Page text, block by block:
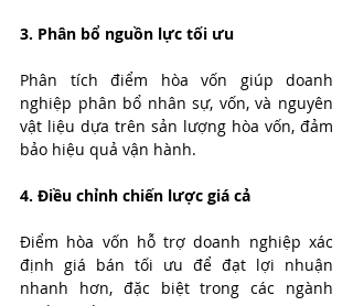
3. Phân bổ nguồn lực tối ưu
Phân tích điểm hòa vốn giúp doanh
nghiệp phân bổ nhân sự, vốn, và nguyên
vật liệu dựa trên sản lượng hòa vốn, đảm
bảo hiệu quả vận hành.
4. Điều chỉnh chiến lược giá cả
Điểm hòa vốn hỗ trợ doanh nghiệp xác
định giá bán tối ưu để đạt lợi nhuận
nhanh hơn, đặc biệt trong các ngành